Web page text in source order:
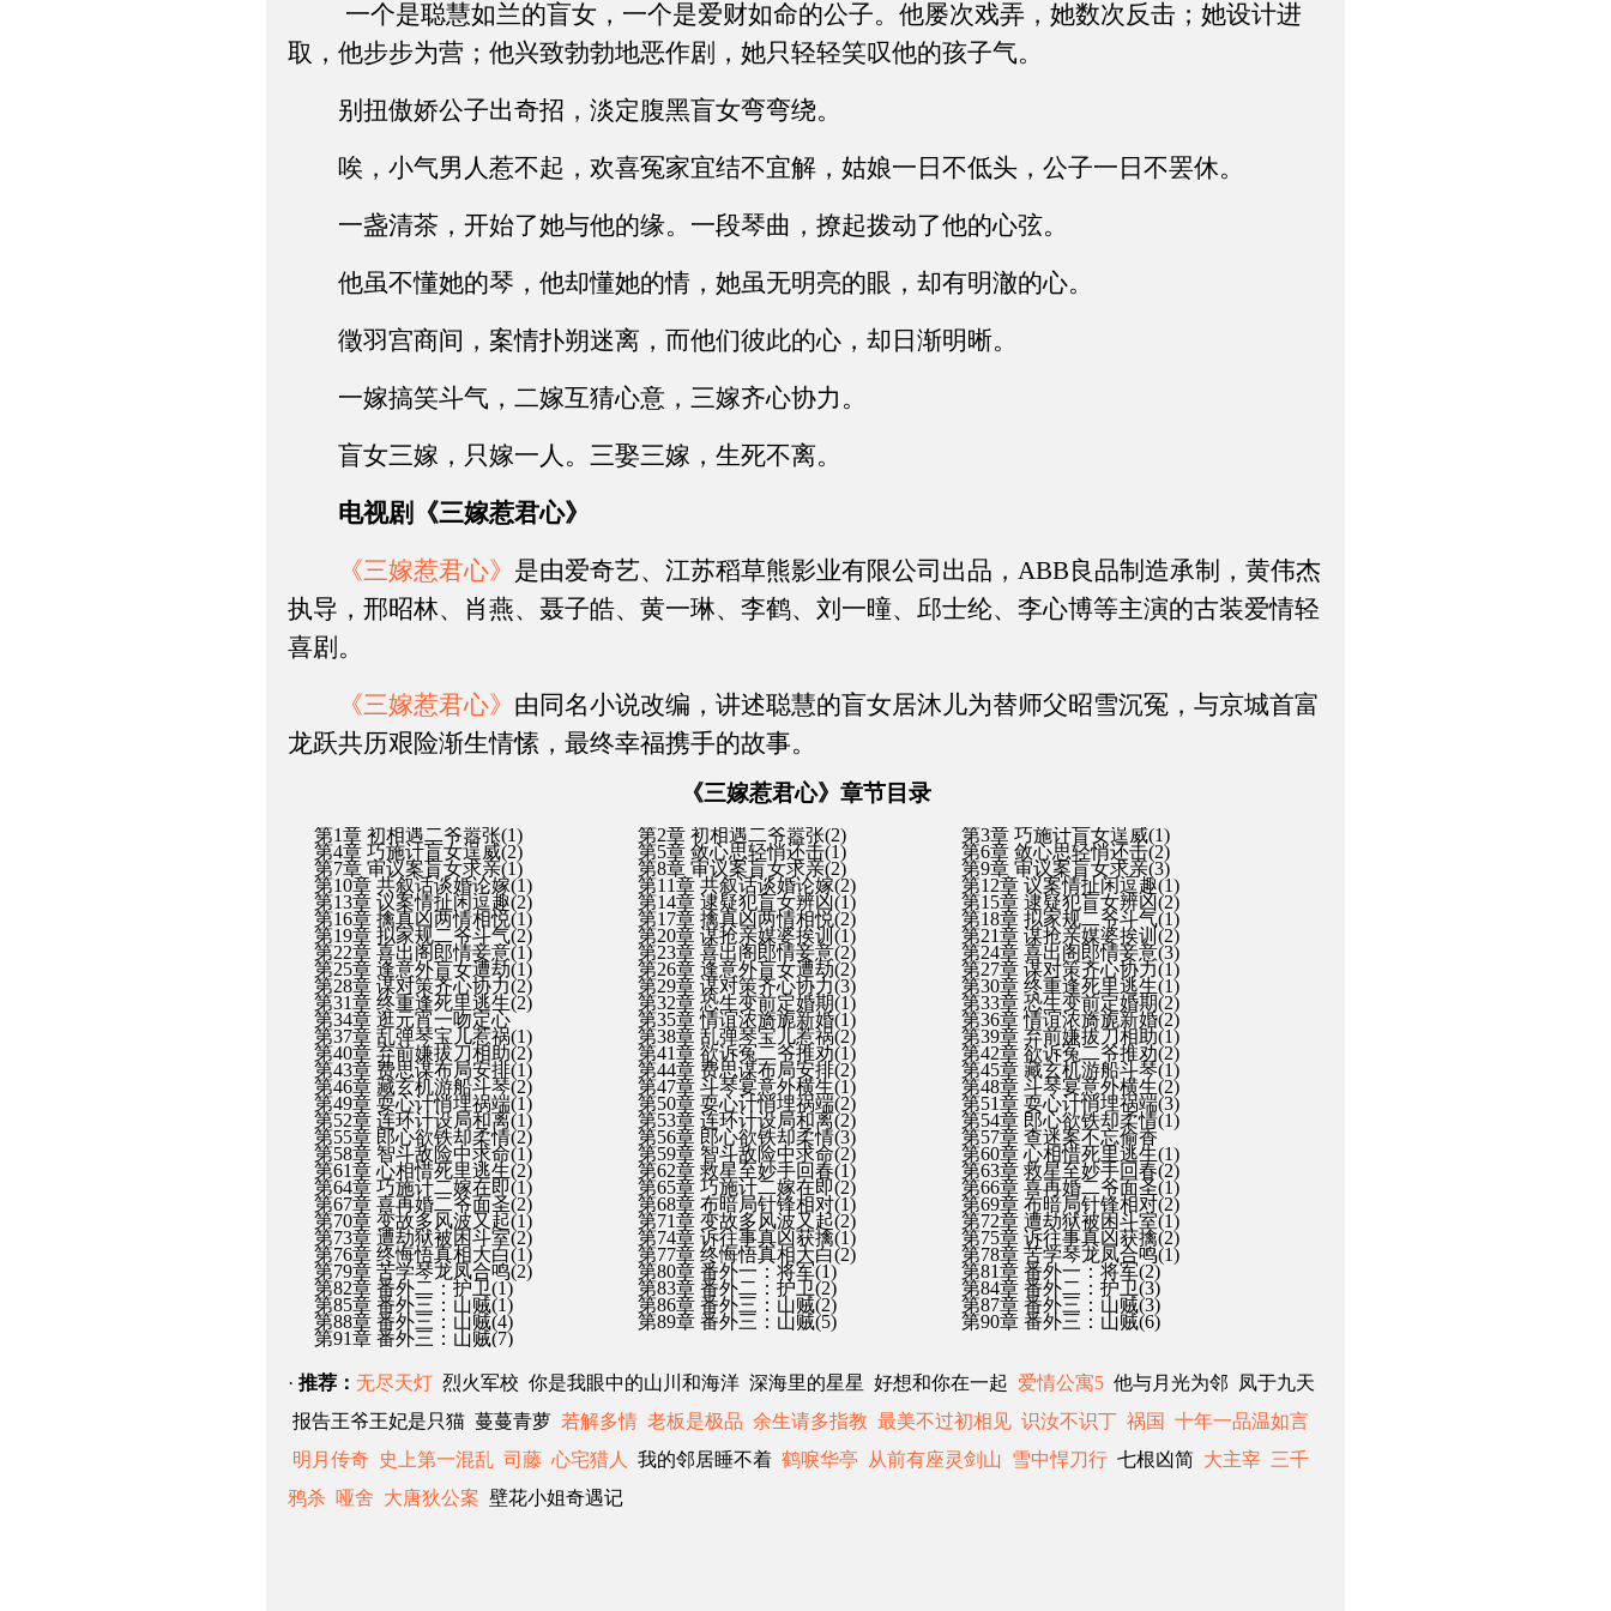
一个是聪慧如兰的盲女，一个是爱财如命的公子。他屡次戏弄，她数次反击；她设计进
取，他步步为营；他兴致勃勃地恶作剧，她只轻轻笑叹他的孩子气。
别扭傲娇公子出奇招，淡定腹黑盲女弯弯绕。
唉，小气男人惹不起，欢喜冤家宜结不宜解，姑娘一日不低头，公子一日不罢休。
一盏清茶，开始了她与他的缘。一段琴曲，撩起拨动了他的心弦。
他虽不懂她的琴，他却懂她的情，她虽无明亮的眼，却有明澈的心。
徵羽宫商间，案情扑朔迷离，而他们彼此的心，却日渐明晰。
一嫁搞笑斗气，二嫁互猜心意，三嫁齐心协力。
盲女三嫁，只嫁一人。三娶三嫁，生死不离。
电视剧《三嫁惹君心》
《三嫁惹君心》 是由爱奇艺、江苏稻草熊影业有限公司出品，ABB良品制造承制，黄伟杰
执导，邢昭林、肖燕、聂子皓、黄一琳、李鹤、刘一曈、邱士纶、李心博等主演的古装爱情轻
喜剧。
《三嫁惹君心》 由同名小说改编，讲述聪慧的盲女居沐儿为替师父昭雪沉冤，与京城首富
龙跃共历艰险渐生情愫，最终幸福携手的故事。
《三嫁惹君心》章节目录
第1章 初相遇二爷嚣张(1) 第2章 初相遇二爷嚣张(2)
第3章 巧施计盲女逞威(1)
第4章 巧施计盲女逞威(2)
第5章 敛心思轻悄还击(1)
第6章 敛心思轻悄还击(2)
第7章 审议案盲女求亲(1)
第8章 审议案盲女求亲(2)
第9章 审议案盲女求亲(3)
第10章 共叙话谈婚论嫁(1)
第11章 共叙话谈婚论嫁(2)
第12章 议案情扯闲逗趣(1)
第13章 议案情扯闲逗趣(2)
第14章 逮疑犯盲女辨凶(1)
第15章 逮疑犯盲女辨凶(2)
第16章 擒真凶两情相悦(1)
第17章 擒真凶两情相悦(2)
第18章 拟家规二爷斗气(1)
第19章 拟家规二爷斗气(2)
第20章 谋抢亲媒婆挨训(1)
第21章 谋抢亲媒婆挨训(2)
第22章 喜出阁郎情妾意(1)
第23章 喜出阁郎情妾意(2)
第24章 喜出阁郎情妾意(3)
第25章 逢意外盲女遭劫(1)
第26章 逢意外盲女遭劫(2)
第27章 谋对策齐心协力(1)
第28章 谋对策齐心协力(2)
第29章 谋对策齐心协力(3)
第30章 终重逢死里逃生(1)
第31章 终重逢死里逃生(2)
第32章 恐生变前定婚期(1)
第33章 恐生变前定婚期(2)
第34章 逛元宵一吻定心
第35章 情谊浓旖旎新婚(1)
第36章 情谊浓旖旎新婚(2)
第37章 乱弹琴宝儿惹祸(1)
第38章 乱弹琴宝儿惹祸(2)
第39章 弃前嫌拔刀相助(1)
第40章 弃前嫌拔刀相助(2)
第41章 欲诉冤二爷推劝(1)
第42章 欲诉冤二爷推劝(2)
第43章 费思谋布局安排(1)
第44章 费思谋布局安排(2)
第45章 藏玄机游船斗琴(1)
第46章 藏玄机游船斗琴(2)
第47章 斗琴宴意外横生(1)
第48章 斗琴宴意外横生(2)
第49章 耍心计悄埋祸端(1)
第50章 耍心计悄埋祸端(2)
第51章 耍心计悄埋祸端(3)
第52章 连环计设局和离(1)
第53章 连环计设局和离(2)
第54章 郎心欲铁却柔情(1)
第55章 郎心欲铁却柔情(2)
第56章 郎心欲铁却柔情(3)
第57章 查迷案不忘偷香
第58章 智斗敌险中求命(1)
第59章 智斗敌险中求命(2)
第60章 心相惜死里逃生(1)
第61章 心相惜死里逃生(2)
第62章 救星至妙手回春(1)
第63章 救星至妙手回春(2)
第64章 巧施计二嫁在即(1)
第65章 巧施计二嫁在即(2)
第66章 喜再婚二爷面圣(1)
第67章 喜再婚二爷面圣(2)
第68章 布暗局针锋相对(1)
第69章 布暗局针锋相对(2)
第70章 变故多风波又起(1)
第71章 变故多风波又起(2)
第72章 遭劫狱被困斗室(1)
第73章 遭劫狱被困斗室(2)
第74章 诉往事真凶获擒(1)
第75章 诉往事真凶获擒(2)
第76章 终悔悟真相大白(1)
第77章 终悔悟真相大白(2)
第78章 苦学琴龙凤合鸣(1)
第79章 苦学琴龙凤合鸣(2)
第80章 番外一：将军(1)
第81章 番外一：将军(2)
第82章 番外二：护卫(1)
第83章 番外二：护卫(2)
第84章 番外二：护卫(3)
第85章 番外三：山贼(1)
第86章 番外三：山贼(2)
第87章 番外三：山贼(3)
第88章 番外三：山贼(4)
第89章 番外三：山贼(5)
第90章 番外三：山贼(6)
第91章 番外三：山贼(7)
· 推荐： 无尽天灯 烈火军校 你是我眼中的山川和海洋 深海里的星星 好想和你在一起 爱情公寓5 他与月光为邻 凤于九天
报告王爷王妃是只猫 蔓蔓青萝 若解多情 老板是极品 余生请多指教 最美不过初相见 识汝不识丁 祸国
十年一品温如言
明月传奇 史上第一混乱 司藤 心宅猎人 我的邻居睡不着 鹤唳华亭 从前有座灵剑山 雪中悍刀行 七根凶简 大主宰 三千
鸦杀 哑舍 大唐狄公案 壁花小姐奇遇记